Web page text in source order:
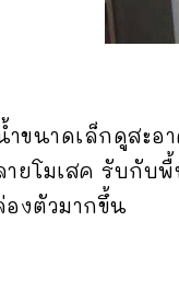
ขนาดเล็กดูสะอ
ายโมเสค รับกับ
งตัวมากขึ้น